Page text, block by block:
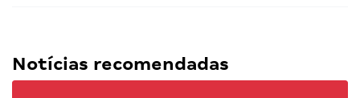
Notícias recomendadas